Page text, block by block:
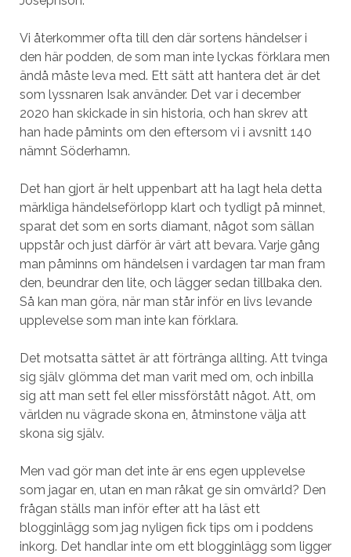
Vi återkommer ofta till den där sortens händelser i
den här podden, de som man inte lyckas förklara men
ändå måste leva med. Ett sätt att hantera det är det
som lyssnaren Isak använder. Det var i december
2020 han skickade in sin historia, och han skrev att
han hade påmints om den eftersom vi i avsnitt 140
nämnt Söderhamn.
Det han gjort är helt uppenbart att ha lagt hela detta
märkliga händelseförlopp klart och tydligt på minnet,
sparat det som en sorts diamant, något som sällan
uppstår och just därför är värt att bevara. Varje gång
man påminns om händelsen i vardagen tar man fram
den, beundrar den lite, och lägger sedan tillbaka den.
Så kan man göra, när man står inför en livs levande
upplevelse som man inte kan förklara.
Det motsatta sättet är att förtränga allting. Att tvinga
sig själv glömma det man varit med om, och inbilla
sig att man sett fel eller missförstått något. Att, om
världen nu vägrade skona en, åtminstone välja att
skona sig själv.
Men vad gör man det inte är ens egen upplevelse
som jagar en, utan en man råkat ge sin omvärld? Den
frågan ställs man inför efter att ha läst ett
blogginlägg som jag nyligen fick tips om i poddens
inkorg. Det handlar inte om ett blogginlägg som ligger